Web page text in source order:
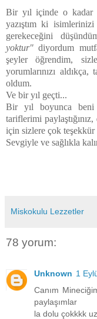
Bir yıl içinde o kadar
yazıştım ki
gerekeceğini
yoktur" diyordum
şeyler öğrendim,
yorumlarınızı
oldum.
Ve bir yıl geçti...
Bir yıl boyunca beni
tariflerimi paylaştığınız,
için sizlere çok
Sevgiyle ve sağlıkla
Miskokulu Lezzetler
78 yorum:
Unknown 1
Canım
paylaşımlar
la dolu çokkkk